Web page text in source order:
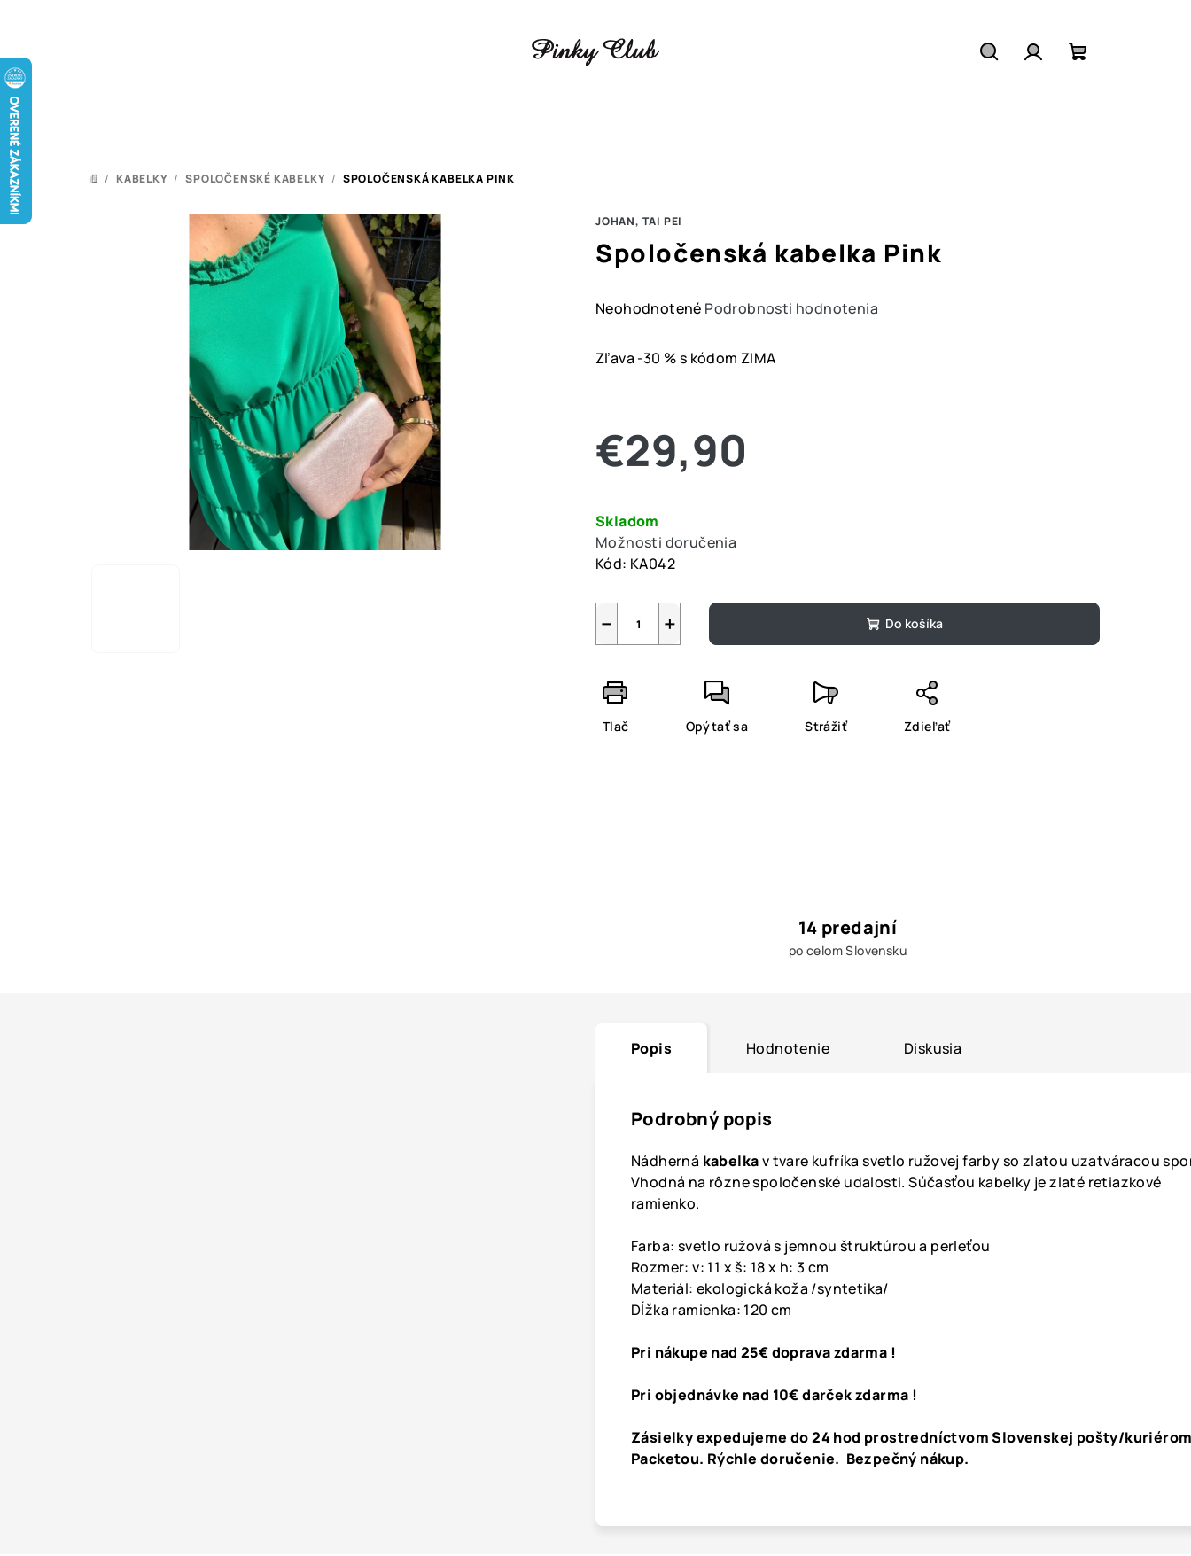
DOMOV
/ KABELKY / SPOLOČENSKÉ KABELKY / SPOLOČENSKÁ KABELKA PINK
JOHAN, TAI PEI
Spoločenská kabelka Pink
Priemerné
produktu
hviezdičiek.
Neohodnotené Podrobnosti hodnotenia
Zľava -30 % s kódom ZIMA
€29,90
cena:
Skladom
Možnosti doručenia
Kód: KA042
+
− Do košíka
Tlač Opýtať sa Strážiť Zdieľať
14 predajní
po celom Slovensku
Popis Hodnotenie Diskusia
Podrobný popis
Nádherná kabelkav tvare kufríka svetlo ružovej farby so zlatou uzatváracou
Vhodná na rôzne spoločenské udalosti. Súčasťou kabelky je zlaté retiazkové
ramienko.
Farba: svetlo ružová s jemnou štruktúrou a perleťou
Rozmer: v: 11 x š: 18 x h: 3 cm
Materiál: ekologická koža /syntetika/
Dĺžka ramienka: 120 cm
Pri nákupe nad 25€ doprava zdarma !
Pri objednávke nad 10€ darček zdarma !
Zásielky expedujeme do 24 hod prostredníctvom Slovenskej pošty/
Packetou. Rýchle doručenie. Bezpečný nákup.